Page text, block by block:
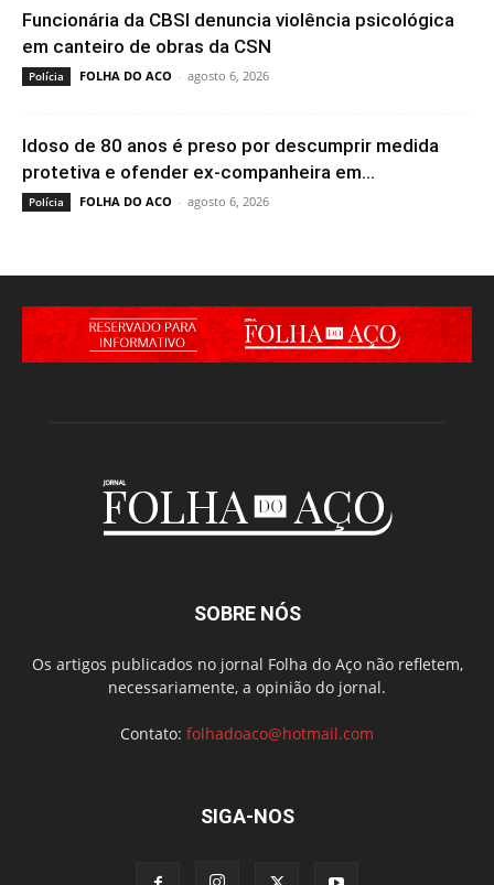
Funcionária da CBSI denuncia violência psicológica
em canteiro de obras da CSN
Polícia FOLHA DO ACO - agosto 6, 2026
Idoso de 80 anos é preso por descumprir medida
protetiva e ofender ex-companheira em...
Polícia FOLHA DO ACO - agosto 6, 2026
SOBRE NÓS
Os artigos publicados no jornal Folha do Aço não refletem,
necessariamente, a opinião do jornal.
Contato: folhadoaco@hotmail.com
SIGA-NOS